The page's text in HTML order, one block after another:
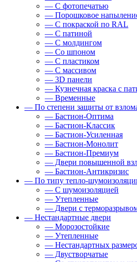
— С фотопечатью
— Порошковое
— С покраской по RAL
— С патиной
— С молдингом
— Со шпоном
— С пластиком
— С массивом
— 3D панели
— Кузнечная краска с
— Временные
— По степени защиты от
— Бастион-Оптима
— Бастион-Классик
— Бастион-Усиленная
— Бастион-Монолит
— Бастион-Премиум
— Двери повышенной
— Бастион-Антикризис
— По типу тепло-
— С шумоизоляцией
— Утепленные
— Двери с
— Нестандартные двери
— Морозостойкие
— Утепленные
— Нестандартных
— Двустворчатые